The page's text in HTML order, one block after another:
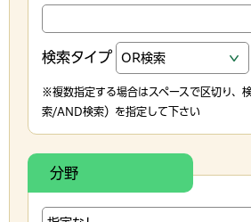
検索タイプ
※複数指定する場合はスペースで区切り、
索/AND検索）を指定して下さい
分野